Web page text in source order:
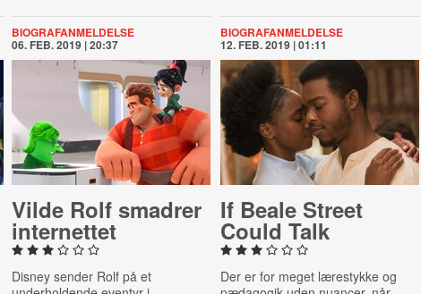
BIOGRAFANMELDELSE
06. FEB. 2019 | 20:37
Vilde Rolf smadrer
in­ter­net­tet
Disney sender Rolf på et
BIOGRAFANMELDELSE
12. FEB. 2019 | 01:11
If Beale Street
Could Talk
Der er for meget lærestykke og